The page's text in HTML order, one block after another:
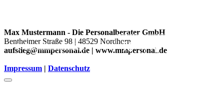
Zurück zu den Jobs
Max Mustermann - Die Personalberater GmbH
Bentheimer Straße 98 | 48529 Nordhorn
aufstieg@mmpersonal.de | www.mmpersonal.de
Impressum | Datenschutz